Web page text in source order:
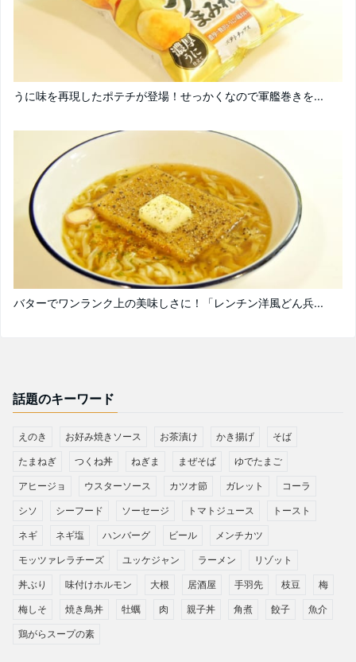
うに味を再現したポテチが登場！せっかくなので軍艦巻きを...
バターでワンランク上の美味しさに！「レンチン洋風どん兵...
話題のキーワード
えのき お好み焼きソース お茶漬け かき揚げ そば
たまねぎ つくね丼 ねぎま まぜそば ゆでたまご
アヒージョ ウスターソース カツオ節 ガレット コーラ
シソ シーフード ソーセージ トマトジュース トースト
ネギ ネギ塩 ハンバーグ ビール メンチカツ
モッツァレラチーズ ユッケジャン ラーメン リゾット
丼ぶり 味付けホルモン 大根 居酒屋 手羽先 枝豆 梅
梅しそ 焼き鳥丼 牡蠣 肉 親子丼 角煮 餃子 魚介
鶏がらスープの素